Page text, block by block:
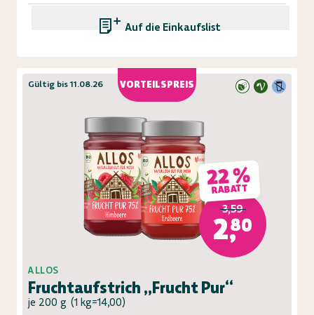
Auf die Einkaufsliste
VORTEILSPREIS
Gültig bis 11.08.26
22 %
RABATT
3,59
2,80
ALLOS
Fruchtaufstrich „Frucht Pur“
je 200 g (1 kg=14,00)